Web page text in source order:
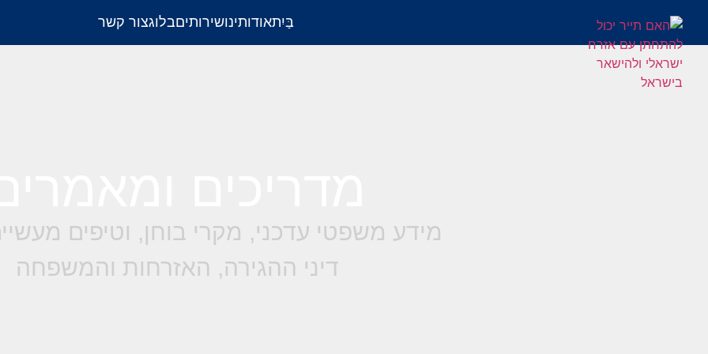
בַּיִתאודותינושירותיםבלוגצור קשר
מידע משפטי עדכני, מקרי בוחן, וטיפים
דיני ההגירה, האזרחות והמשפחה